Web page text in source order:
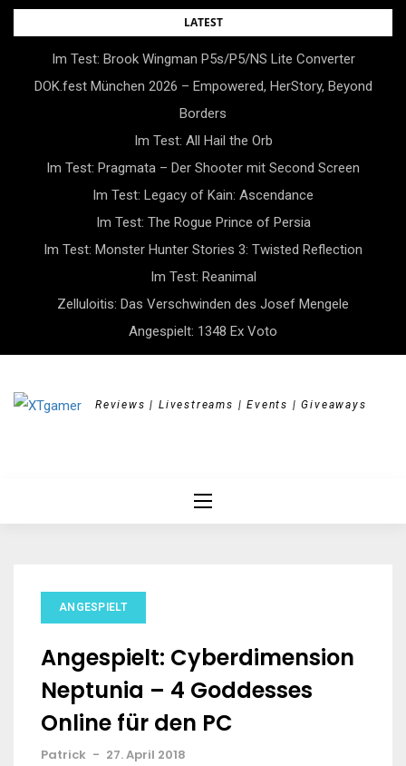
Skip
LATEST
Im Test: Brook Wingman P5s/P5/NS Lite Converter
DOK.fest München 2026 – Empowered, HerStory, Beyond
Borders
Im Test: All Hail the Orb
Im Test: Pragmata – Der Shooter mit Second Screen
Im Test: Legacy of Kain: Ascendance
Im Test: The Rogue Prince of Persia
Im Test: Monster Hunter Stories 3: Twisted Reflection
Im Test: Reanimal
Zelluloitis: Das Verschwinden des Josef Mengele
Angespielt: 1348 Ex Voto
Reviews | Livestreams | Events | Giveaways
ANGESPIELT
Angespielt: Cyberdimension
Neptunia – 4 Goddesses
Online für den PC
Patrick - 27. April 2018